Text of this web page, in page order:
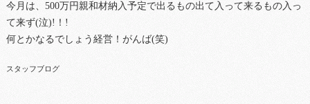
今月は、500万円親和材納入予定で出るもの出て入って来るもの入っ
て来ず(泣)!！!
何とかなるでしょう経営！がんば(笑)
スタッフブログ